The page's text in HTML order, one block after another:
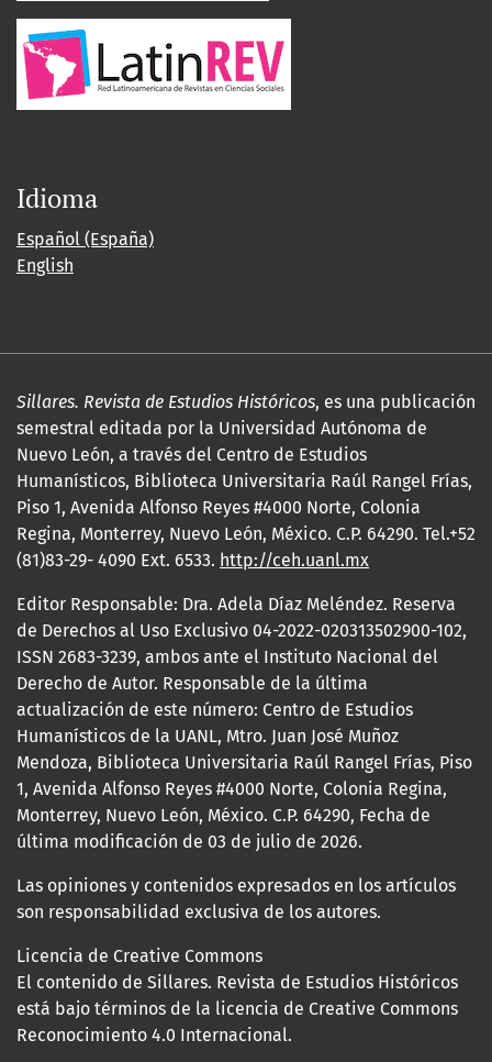
Idioma
Español (España)
English
Sillares. Revista de Estudios Históricos, es una publicación
semestral editada por la Universidad Autónoma de
Nuevo León, a través del Centro de Estudios
Humanísticos, Biblioteca Universitaria Raúl Rangel Frías,
Piso 1, Avenida Alfonso Reyes #4000 Norte, Colonia
Regina, Monterrey, Nuevo León, México. C.P. 64290. Tel.+52
(81)83-29- 4090 Ext. 6533. http://ceh.uanl.mx
Editor Responsable: Dra. Adela Díaz Meléndez. Reserva
de Derechos al Uso Exclusivo 04-2022-020313502900-102,
ISSN 2683-3239, ambos ante el Instituto Nacional del
Derecho de Autor. Responsable de la última
actualización de este número: Centro de Estudios
Humanísticos de la UANL, Mtro. Juan José Muñoz
Mendoza, Biblioteca Universitaria Raúl Rangel Frías, Piso
1, Avenida Alfonso Reyes #4000 Norte, Colonia Regina,
Monterrey, Nuevo León, México. C.P. 64290, Fecha de
última modificación de 03 de julio de 2026.
Las opiniones y contenidos expresados en los artículos
son responsabilidad exclusiva de los autores.
Licencia de Creative Commons
El contenido de Sillares. Revista de Estudios Históricos
está bajo términos de la licencia de Creative Commons
Reconocimiento 4.0 Internacional.